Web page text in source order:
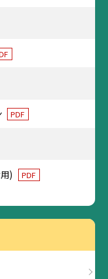
PDF
) PDF